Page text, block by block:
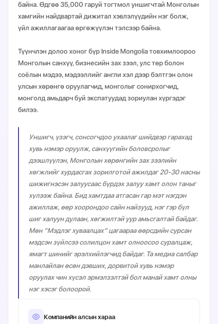
байна. Өдгөө 35,000 гаруй тогтмол уншигчтай Монголын
хамгийн найдвартай дижитал хэвлэлүүдийн нэг болж,
үйл ажиллагаагаа өргөжүүлэн тэлсээр байна.
Түүнчлэн долоо хоног бүр Inside Mongolia товхимлоороо
Монголын санхүү, бизнесийн зах зээл, улс төр болон
соёлын мэдээ, мэдээллийг англи хэл дээр бэлтгэн олон
улсын хөрөнгө оруулагчид, монголыг сонирхогчид,
монголд амьдарч буй экспатуудад зориулан хүргэдэг
билээ.
Уншигч, үзэгч, сонсогчдоо ухаалаг шийдвэр гарахад
хувь нэмэр оруулж, санхүүгийн боловсролыг
дээшлүүлэн, Монголын хөрөнгийн зах зээлийн
хөгжлийг хурдасгах зорилготой ажилдаг 20-30 насны
шижигнэсэн залуусаас бүрдэх залуу хамт олон таныг
хүлээж байна. Бид хамтдаа атгасан гар мэт нэгдэн
ажиллаж, өөр хоорондоо сайн найзууд, нэг гэр бүл
шиг халуун дулаан, хөгжилтэй уур амьсгалтай байдаг.
Мөн “Мэдлэг хуваалцах” цагаараа өөрсдийн сурсан
мэдсэн зүйлсээ солилцон хамт олноосоо суралцаж,
ямагт шинийг эрэлхийлэгчид байдаг. Та медиа салбар
манлайлан өсөн дэвших, дорвитой хувь нэмэр
оруулах чин хүсэл эрмэлзэлтэй бол манай хамт олны
нэг хэсэг болоорой.
Компанийн алсын хараа